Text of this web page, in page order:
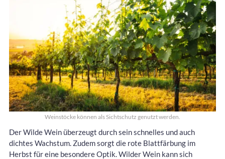
Weinstöcke können als Sichtschutz genutzt werden.
Der Wilde Wein überzeugt durch sein schnelles und auch
dichtes Wachstum. Zudem sorgt die rote Blattfärbung im
Herbst für eine besondere Optik. Wilder Wein kann sich